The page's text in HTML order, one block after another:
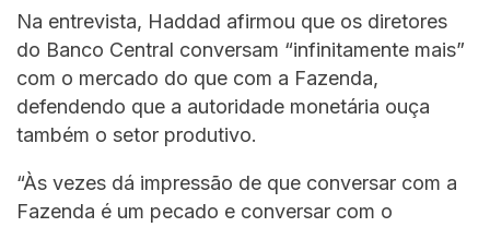
Na entrevista, Haddad afirmou que os diretores
do Banco Central conversam “infinitamente mais”
com o mercado do que com a Fazenda,
defendendo que a autoridade monetária ouça
também o setor produtivo.
“Às vezes dá impressão de que conversar com a
Fazenda é um pecado e conversar com o